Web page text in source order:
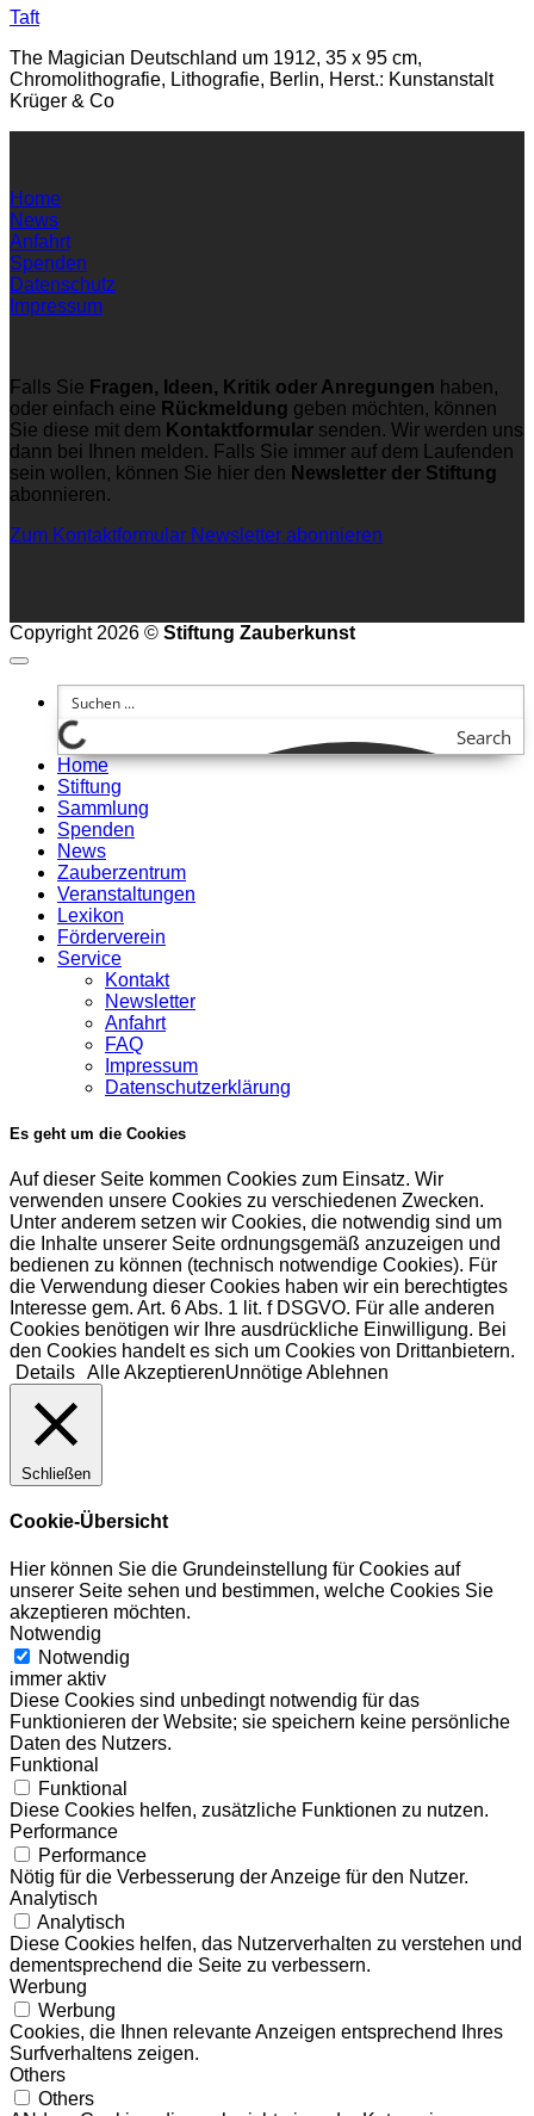
Taft
The Magician Deutschland um 1912, 35 x 95 cm,
Chromolithografie, Lithografie, Berlin, Herst.: Kunstanstalt
Krüger & Co
Home
News
Anfahrt
Spenden
Datenschutz
Impressum
Falls Sie Fragen, Ideen, Kritik oder Anregungen haben,
oder einfach eine Rückmeldung geben möchten, können
Sie diese mit dem Kontaktformular senden. Wir werden uns
dann bei Ihnen melden. Falls Sie immer auf dem Laufenden
sein wollen, können Sie hier den Newsletter der Stiftung
abonnieren.
Zum Kontaktformular Newsletter abonnieren
Copyright 2026 © Stiftung Zauberkunst
Search
Home
Stiftung
Sammlung
Spenden
News
Zauberzentrum
Veranstaltungen
Lexikon
Förderverein
Service
Kontakt
Newsletter
Anfahrt
FAQ
Impressum
Datenschutzerklärung
Es geht um die Cookies
Auf dieser Seite kommen Cookies zum Einsatz. Wir
verwenden unsere Cookies zu verschiedenen Zwecken.
Unter anderem setzen wir Cookies, die notwendig sind um
die Inhalte unserer Seite ordnungsgemäß anzuzeigen und
bedienen zu können (technisch notwendige Cookies). Für
die Verwendung dieser Cookies haben wir ein berechtigtes
Interesse gem. Art. 6 Abs. 1 lit. f DSGVO. Für alle anderen
Cookies benötigen wir Ihre ausdrückliche Einwilligung. Bei
den Cookies handelt es sich um Cookies von Drittanbietern.
Details Alle AkzeptierenUnnötige Ablehnen
Schließen
Cookie-Übersicht
Hier können Sie die Grundeinstellung für Cookies auf
unserer Seite sehen und bestimmen, welche Cookies Sie
akzeptieren möchten.
Notwendig
Notwendig
immer aktiv
Diese Cookies sind unbedingt notwendig für das
Funktionieren der Website; sie speichern keine persönliche
Daten des Nutzers.
Funktional
Funktional
Diese Cookies helfen, zusätzliche Funktionen zu nutzen.
Performance
Performance
Nötig für die Verbesserung der Anzeige für den Nutzer.
Analytisch
Analytisch
Diese Cookies helfen, das Nutzerverhalten zu verstehen und
dementsprechend die Seite zu verbessern.
Werbung
Werbung
Cookies, die Ihnen relevante Anzeigen entsprechend Ihres
Surfverhaltens zeigen.
Others
Others